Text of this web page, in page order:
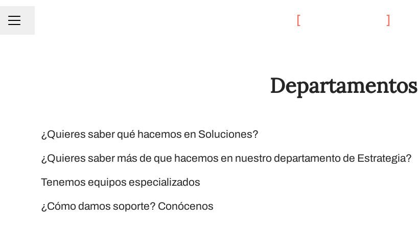
Menú de empleo
Compartir página
Departamentos
¿Quieres saber qué hacemos en Soluciones?
¿Quieres saber más de que hacemos en nuestro departamento de Estrategia?
Tenemos equipos especializados
¿Cómo damos soporte? Conócenos